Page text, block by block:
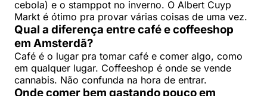
cebola) e o stamppot no inverno. O Albert Cuyp
Markt é ótimo pra provar várias coisas de uma vez.
Qual a diferença entre café e coffeeshop
em Amsterdã?
Café é o lugar pra tomar café e comer algo, como
em qualquer lugar. Coffeeshop é onde se vende
cannabis. Não confunda na hora de entrar.
Onde comer bem gastando pouco em